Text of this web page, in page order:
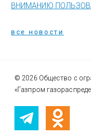
ВНИМАНИЮ
все новости
© 2026 Общество с
«Газпром